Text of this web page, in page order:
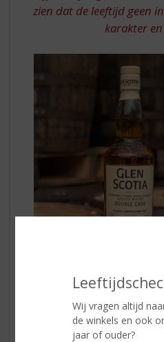
Wij vragen altijd
de winkels en ook
jaar of ouder?
zien dat de leeftijd geen
karakter
Glen Scotia werd geboren in